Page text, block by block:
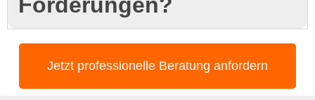
Jetzt professionelle Beratung anfordern